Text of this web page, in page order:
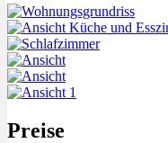
Preise